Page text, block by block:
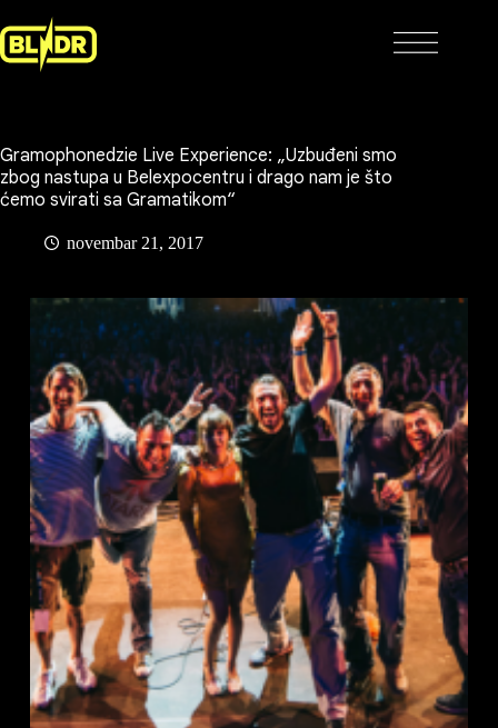
to
content
Gramophonedzie Live Experience: „Uzbuđeni smo
zbog nastupa u Belexpocentru i drago nam je što
ćemo svirati sa Gramatikom“
novembar 21, 2017